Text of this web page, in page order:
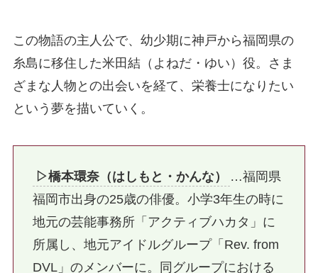
この物語の主人公で、幼少期に神戸から福岡県の
糸島に移住した米田結（よねだ・ゆい）役。さま
ざまな人物との出会いを経て、栄養士になりたい
という夢を描いていく。
▷橋本環奈（はしもと・かんな）
…福岡県
福岡市出身の25歳の俳優。小学3年生の時に
地元の芸能事務所「アクティブハカタ」に
所属し、地元アイドルグループ「Rev. from
DVL」のメンバーに。同グループにおける